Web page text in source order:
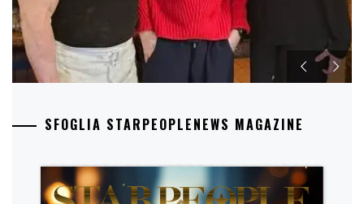
SFOGLIA STARPEOPLENEWS MAGAZINE